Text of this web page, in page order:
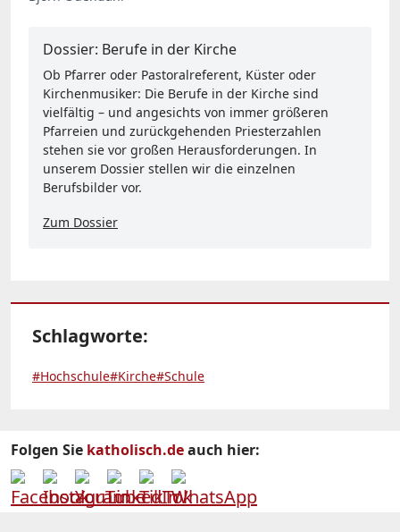
Dossier: Berufe in der Kirche
Ob Pfarrer oder Pastoralreferent, Küster oder
Kirchenmusiker: Die Berufe in der Kirche sind
vielfältig – und angesichts von immer größeren
Pfarreien und zurückgehenden Priesterzahlen
stehen sie vor großen Herausforderungen. In
unserem Dossier stellen wir die einzelnen
Berufsbilder vor.
Zum Dossier
Schlagworte:
#Hochschule#Kirche#Schule
Folgen Sie katholisch.deauch hier: